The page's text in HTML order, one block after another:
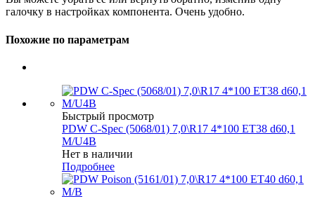
галочку в настройках компонента. Очень удобно.
Похожие по параметрам
Быстрый просмотр
PDW C-Spec (5068/01) 7,0\R17 4*100 ET38 d60,1
M/U4B
Нет в наличии
Подробнее